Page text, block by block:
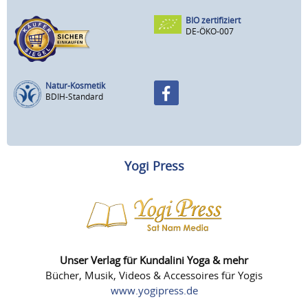
BIO zertifiziert
DE-ÖKO-007
Natur-Kosmetik
BDIH-Standard
Yogi Press
Unser Verlag für Kundalini Yoga & mehr
Bücher, Musik, Videos & Accessoires für Yogis
www.yogipress.de